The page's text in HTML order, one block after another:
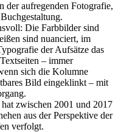
der aufregenden Fotografie,
Die Farbbilder sind
sind nuanciert, im
der Aufsätze das
– immer
sich die Kolumne
Bild eingeklinkt – mit
zwischen 2001 und 2017
aus der Perspektive der
verfolgt.